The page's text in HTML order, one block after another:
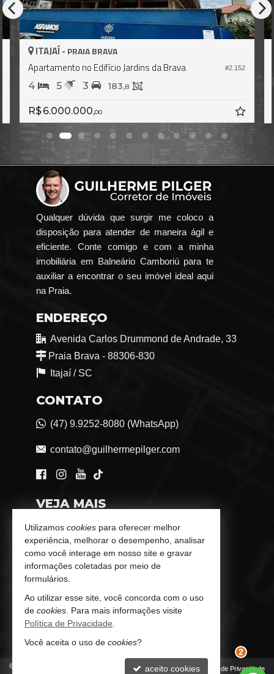
#2.152
BRAVA
no Edifício Jardins da Brava
183,8
Apartamento no
R$ 4.750.000,
Qualquer dúvida que surgir me coloco a
disposição para atender de maneira ágil e
eficiente. Conte comigo e com a minha
imobiliária em Balneário Camboriú para te
auxiliar a encontrar o seu imóvel ideal aqui
na Praia.
ENDEREÇO
Avenida Carlos Drummond de Andrade, 33
Praia Brava - 88306-830
Itajaí / SC
CONTATO
(47) 9.9252-8080 (WhatsApp)
contato@guilhermepilger.com
VEJA MAIS
Consultoria Imobiliária Personalizada
trabalhe conosco
Indicadores Financeiros
Imóveis Favoritos
Mapa de Imóveis
© Política de Privacidade
2
Utilizamos cookies para oferecer melhor
experiência, melhorar o desempenho, analisar
como você interage em nosso site e gravar
informações coletadas por meio de
formulários.
Ao utilizar esse site, você concorda com o uso
de cookies . Para mais informações visite
Política de Privacidade
Você aceita o uso de cookies?
aceito cookies